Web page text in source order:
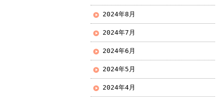
2024年8月
2024年7月
2024年6月
2024年5月
2024年4月